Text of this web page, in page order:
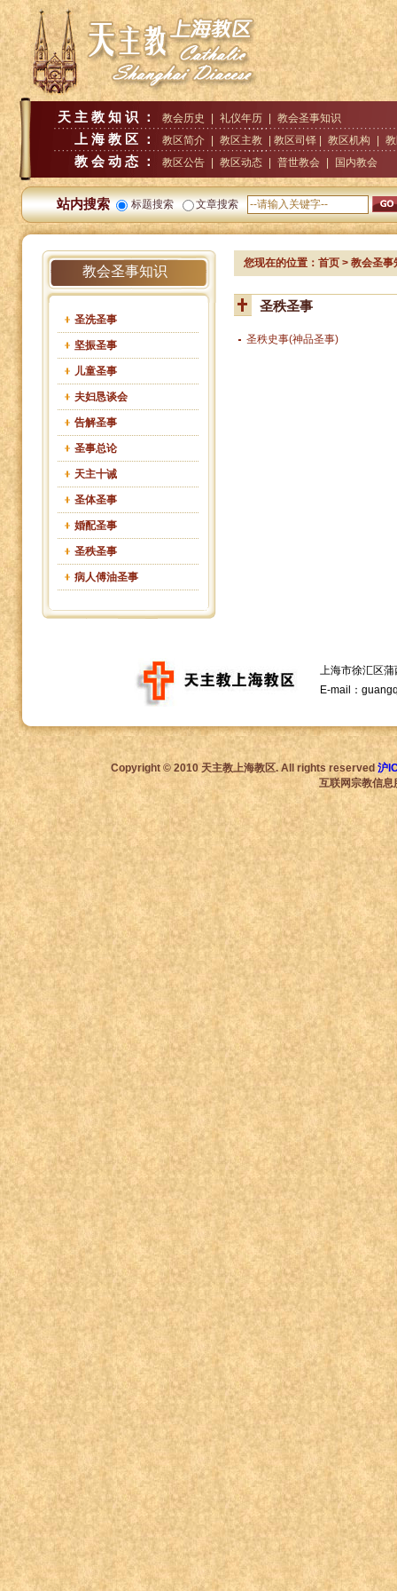
天主教知识： 教会历史 礼仪年历 教会圣事知识
上海教区： 教区简介 教区主教 | 教区司铎 | 教区机构
教会动态： 教区公告 教区动态 普世教会 国内教会
站内搜索 标题搜索 文章搜索
教会圣事知识
圣洗圣事
坚振圣事
儿童圣事
夫妇恳谈会
告解圣事
圣事总论
天主十诫
圣体圣事
婚配圣事
圣秩圣事
病人傅油圣事
您现在的位置：首页 >教会圣事
圣秩圣事
圣秩史事(神品圣事)
上海市徐汇区
E-mail：
Copyright © 2010 天主教上海教区. All rights reserved 沪
互联网宗教信息服